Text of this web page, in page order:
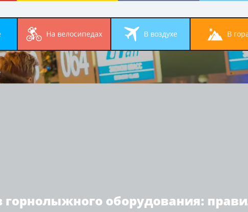
на велосипедах в воздухе в
горнолыжного оборудования: